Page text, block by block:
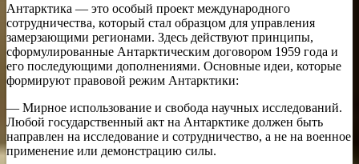
Антарктика — это особый проект международного
сотрудничества, который стал образцом для управления
замерзающими регионами. Здесь действуют принципы,
сформулированные Антарктическим договором 1959 года и
его последующими дополнениями. Основные идеи, которые
формируют правовой режим Антарктики:
— Мирное использование и свобода научных исследований.
Любой государственный акт на Антарктике должен быть
направлен на исследование и сотрудничество, а не на военное
применение или демонстрацию силы.